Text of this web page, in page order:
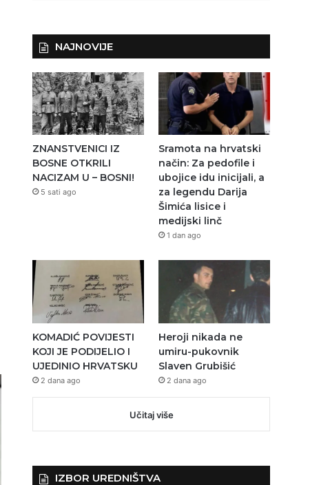
NAJNOVIJE
ZNANSTVENICI IZ
BOSNE OTKRILI
NACIZAM U – BOSNI!
5 sati ago
Sramota na hrvatski
način: Za pedofile i
ubojice idu inicijali, a
za legendu Darija
Šimića lisice i
medijski linč
1 dan ago
KOMADIĆ POVIJESTI
KOJI JE PODIJELIO I
UJEDINIO HRVATSKU
2 dana ago
Heroji nikada ne
umiru-pukovnik
Slaven Grubišić
2 dana ago
Učitaj više
IZBOR UREDNIŠTVA